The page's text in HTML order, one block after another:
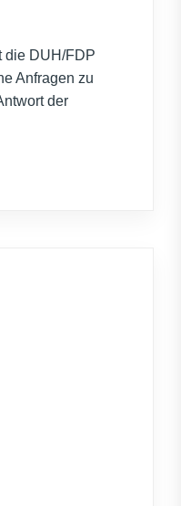
die DUH/FDP
Anfragen zu
der